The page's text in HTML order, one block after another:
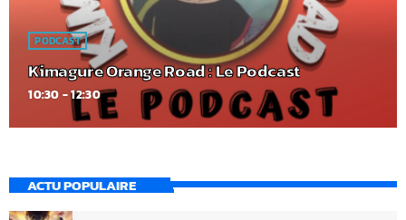
PODCAST
Kimagure Orange Road : Le Podcast
10:30 - 12:30
ACTU POPULAIRE